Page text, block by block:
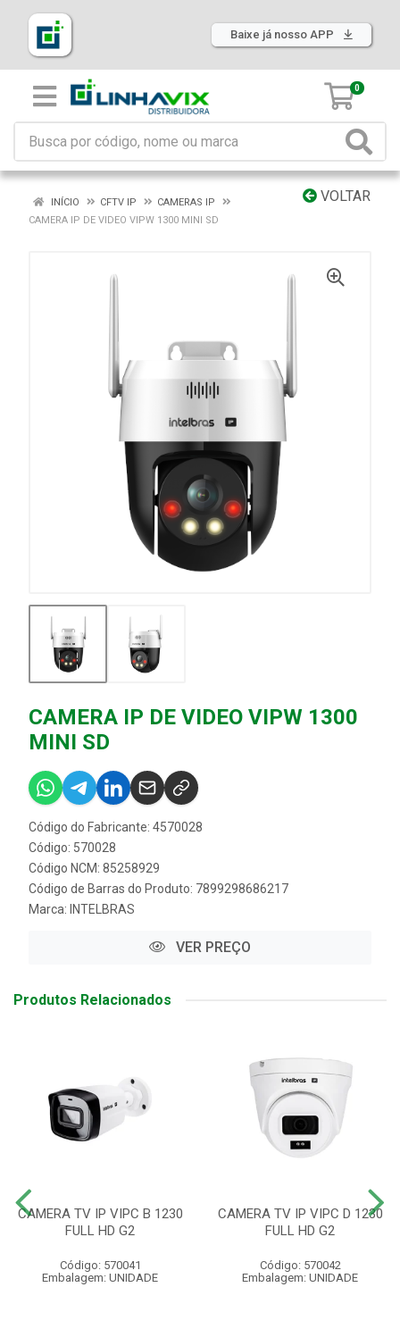
Baixe já nosso APP
0
VOLTAR
INÍCIO CFTV IP
CAMERAS IP
CAMERA IP DE VIDEO VIPW 1300 MINI SD
CAMERA IP DE VIDEO VIPW 1300
MINI SD
Código do Fabricante: 4570028
Código: 570028
Código NCM: 85258929
Código de Barras do Produto: 7899298686217
Marca: INTELBRAS
VER PREÇO
Produtos Relacionados
CAMERA TV IP VIPC B 1230
FULL HD G2
Código: 570041
Embalagem: UNIDADE
CAMERA TV IP VIPC D 1230
FULL HD G2
Código: 570042
Embalagem: UNIDADE